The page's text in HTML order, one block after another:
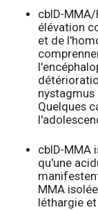
cblD-
élévation
et de
nystagmus
Quelques
cblD-MMA
qu'une
MMA
léthargie